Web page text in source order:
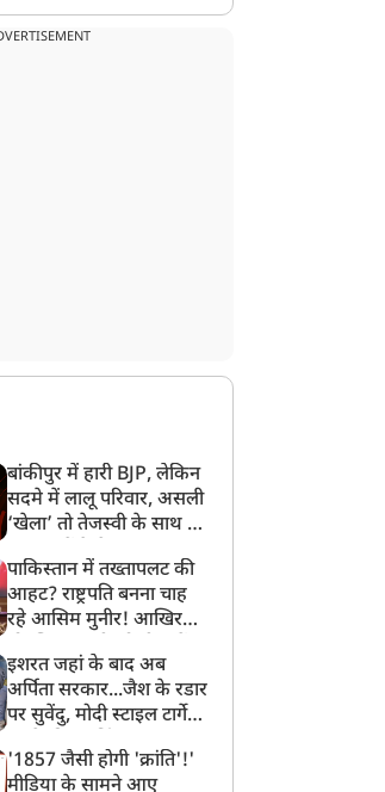
मनोरंजन
PM पर 'रामायण' के लक्ष्मण
ने ऐसा क्या कहा, चिढ़ गए
मोदी विरोधी, कर बैठे घटिया
हरकत
बांकीपुर में हारी BJP, लेकिन
सदमे में लालू परिवार, असली
‘खेला’ तो तेजस्वी के साथ हो
पाकिस्तान में तख्तापलट की
आहट? राष्ट्रपति बनना चाह
रहे आसिम मुनीर! आखिर
बनाया मोहरा?
इशरत जहां के बाद अब
अर्पिता सरकार...जैश के रडार
पर सुवेंदु, मोदी स्टाइल टार्गेट
बड़ा एक्शन!
'1857 जैसी होगी 'क्रांति'!'
मीडिया के सामने आए